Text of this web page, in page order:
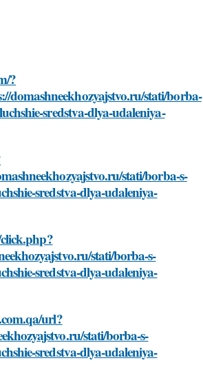
?
domashneekhozyajstvo.ru/stati/borba-
sredstva-dlya-udaleniya-
stati/borba-s-
sredstva-dlya-udaleniya-
stati/borba-s-
sredstva-dlya-udaleniya-
url?
stati/borba-s-
sredstva-dlya-udaleniya-